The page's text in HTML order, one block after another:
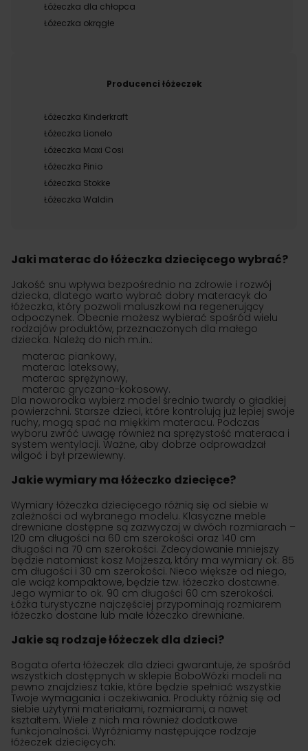
Łóżeczka dla chłopca
Łóżeczka okrągłe
Producenci łóżeczek
Łóżeczka Kinderkraft
Łóżeczka Lionelo
Łóżeczka Maxi Cosi
Łóżeczka Pinio
Łóżeczka Stokke
Łóżeczka Waldin
Jaki materac do łóżeczka dziecięcego wybrać?
Jakość snu wpływa bezpośrednio na zdrowie i rozwój
dziecka, dlatego warto wybrać dobry materacyk do
łóżeczka, który pozwoli maluszkowi na regenerujący
odpoczynek. Obecnie możesz wybierać spośród wielu
rodzajów produktów, przeznaczonych dla małego
dziecka. Należą do nich m.in.:
materac piankowy,
materac lateksowy,
materac sprężynowy,
materac gryczano-kokosowy.
Dla noworodka wybierz model średnio twardy o gładkiej
powierzchni. Starsze dzieci, które kontrolują już lepiej swoje
ruchy, mogą spać na miękkim materacu. Podczas
wyboru zwróć uwagę również na sprężystość materaca i
system wentylacji. Ważne, aby dobrze odprowadzał
wilgoć i był przewiewny.
Jakie wymiary ma łóżeczko dziecięce?
Wymiary łóżeczka dziecięcego różnią się od siebie w
zależności od wybranego modelu. Klasyczne meble
drewniane dostępne są zazwyczaj w dwóch rozmiarach –
120 cm długości na 60 cm szerokości oraz 140 cm
długości na 70 cm szerokości. Zdecydowanie mniejszy
będzie natomiast kosz Mojżesza, który ma wymiary ok. 85
cm długości i 30 cm szerokości. Nieco większe od niego,
ale wciąż kompaktowe, będzie tzw. łóżeczko dostawne.
Jego wymiar to ok. 90 cm długości 60 cm szerokości.
Łóżka turystyczne najczęściej przypominają rozmiarem
łóżeczko dostane lub małe łóżeczko drewniane.
Jakie są rodzaje łóżeczek dla dzieci?
Bogata oferta łóżeczek dla dzieci gwarantuje, że spośród
wszystkich dostępnych w sklepie BoboWózki modeli na
pewno znajdziesz takie, które będzie spełniać wszystkie
Twoje wymagania i oczekiwania. Produkty różnią się od
siebie użytymi materiałami, rozmiarami, a nawet
kształtem. Wiele z nich ma również dodatkowe
funkcjonalności. Wyróżniamy następujące rodzaje
łóżeczek dziecięcych: